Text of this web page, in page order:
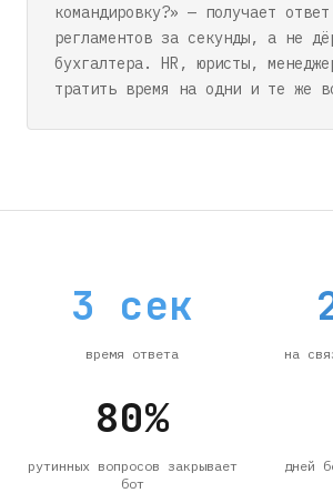
командировку?» — получает
регламентов за секунды, а не
бухгалтера. HR, юристы,
тратить время на одни и те же
3 сек
время ответа на
80%
рутинных вопросов закрывает
бот
дней